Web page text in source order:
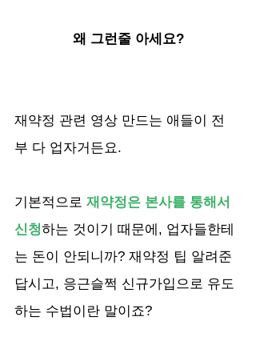
왜 그런줄 아세요?
재약정 관련 영상 만드는 애들이 전
부 다 업자거든요.
기본적으로 재약정은 본사를 통해서
신청하는 것이기 때문에, 업자들한테
는 돈이 안되니까? 재약정 팁 알려준
답시고, 응근슬쩍 신규가입으로 유도
하는 수법이란 말이죠?